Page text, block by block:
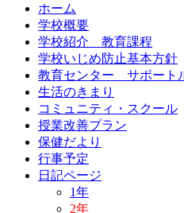
ホーム
学校概要
学校紹介 教育課程
学校いじめ防止基本方針
教育センター サポート
生活のきまり
コミュニティ・スクール
授業改善プラン
保健だより
行事予定
日記ページ
1年
2年